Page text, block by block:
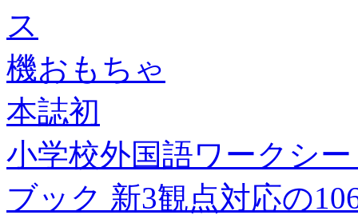
ス
機おもちゃ
本誌初
小学校外国語ワークシ
ブック 新3観点対応の